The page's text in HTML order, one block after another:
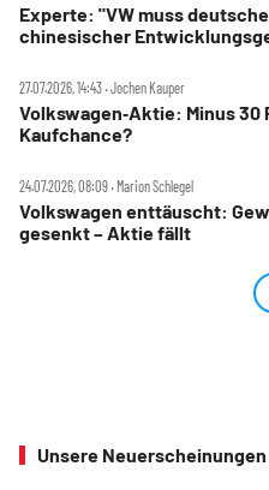
Experte: "VW muss
chinesischer
27.07.2026, 14:43 ‧ Jochen Kauper
Volkswagen‑Aktie: Minus
Kaufchance?
24.07.2026, 08:09 ‧ Marion Schlegel
Volkswagen enttäuscht:
gesenkt – Aktie fällt
Unsere Neuerscheinungen